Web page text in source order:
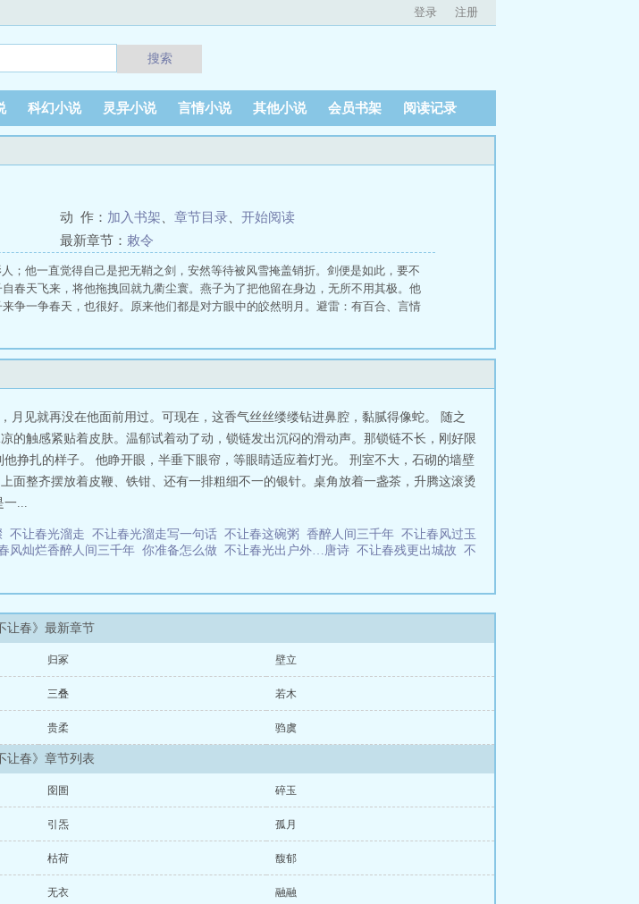
登录 注册
搜索
科幻小说 灵异小说 言情小说 其他小说 会员书架 阅读记录
动 作： 加入书架 章节目录
开始阅读
最新章节： 敕令
；他一直觉得自己是把无鞘之剑，安然等待被风雪掩盖销折。剑便是如此，要不
春天飞来，将他拖拽回就九衢尘寰。燕子为了把他留在身边，无所不用其极。他
争一争春天，也很好。原来他们都是对方眼中的皎然明月。避雷：有百合、言情
月见就再没在他面前用过。可现在，这香气丝丝缕缕钻进鼻腔，黏腻得像蛇。 随之
的触感紧贴着皮肤。温郁试着动了动，锁链发出沉闷的滑动声。那锁链不长，刚好限
挣扎的样子。 他睁开眼，半垂下眼帘，等眼睛适应着灯光。 刑室不大，石砌的墙壁
面整齐摆放着皮鞭、铁钳、还有一排粗细不一的银针。桌角放着一盏茶，升腾这滚烫
一...
不让春光溜走 不让春光溜走写一句话 不让春这碗粥 香醉人间三千年 不让春风过玉
风灿烂香醉人间三千年 你准备怎么做 不让春光出户外…唐诗 不让春残更出城故 不
让春》最新章节
归冢 壁立
三叠 若木
贵柔 驺虞
让春》章节列表
囹圄 碎玉
引炁 孤月
枯荷 馥郁
无衣 融融